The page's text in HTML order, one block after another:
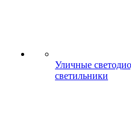
Уличные
светильники